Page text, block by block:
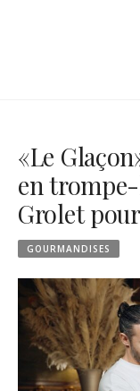
«Le
en
Grolet
GOURMANDISES